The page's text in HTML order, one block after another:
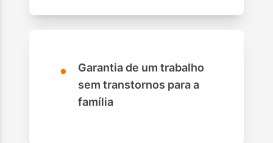
•
Garantia de um trabalho
sem transtornos para a
família